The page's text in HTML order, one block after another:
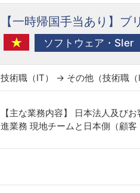
【一時帰国手当あり】ブ
ソフトウェア・SIer
技術職（IT） → その他（技術職（
【主な業務内容】 日本法人及び
進業務 現地チームと日本側（顧